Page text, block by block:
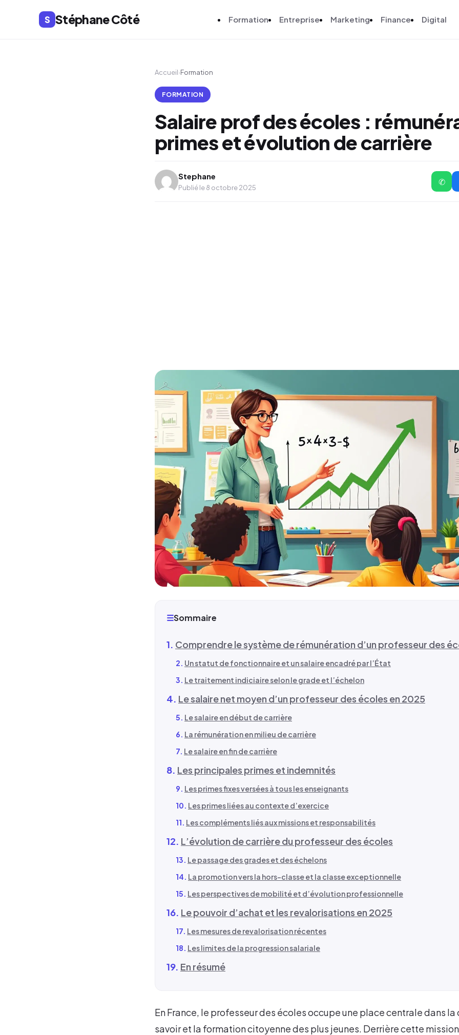
S Stéphane Côté Formation Entreprise Marketing Finance Digital
Accueil›Formation
FORMATION
Salaire prof des écoles :
primes et évolution de carrière
Stephane
Publié le 8 octobre 2025
✆
☰Sommaire
Comprendre le système de rémunération d’un professeur des
Un statut de fonctionnaire et un salaire encadré par l’État
Le traitement indiciaire selon le grade et l’échelon
Le salaire net moyen d’un professeur des écoles en 2025
Le salaire en début de carrière
La rémunération en milieu de carrière
Le salaire en fin de carrière
Les principales primes et indemnités
Les primes fixes versées à tous les enseignants
Les primes liées au contexte d’exercice
Les compléments liés aux missions et responsabilités
L’évolution de carrière du professeur des écoles
Le passage des grades et des échelons
La promotion vers la hors-classe et la classe exceptionnelle
Les perspectives de mobilité et d’évolution professionnelle
Le pouvoir d’achat et les revalorisations en 2025
Les mesures de revalorisation récentes
Les limites de la progression salariale
En résumé
En France, le professeur des écoles occupe une place centrale dans
savoir et la formation citoyenne des plus jeunes. Derrière cette